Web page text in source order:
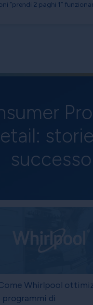
“prendi 2 paghi 1”
successo
Whirlpool
programmi di